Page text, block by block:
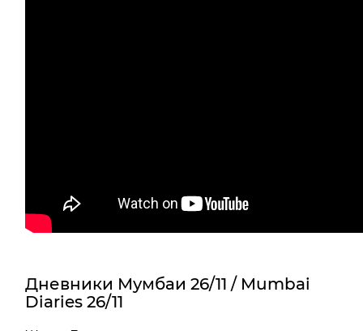
Дневники Мумбаи 26/11 / Mumbai
Diaries 26/11